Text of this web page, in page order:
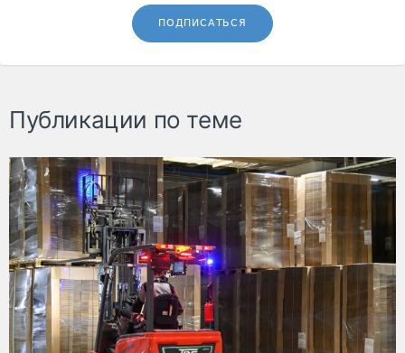
ПОДПИСАТЬСЯ
Публикации по теме